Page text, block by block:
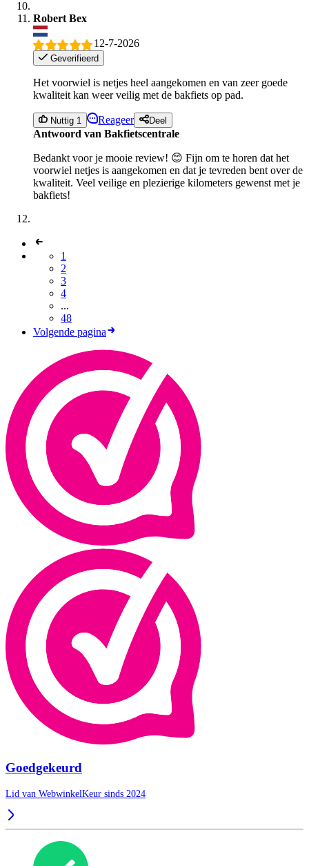
Robert Bex
12-7-2026
Geverifieerd
Het voorwiel is netjes heel aangekomen en van zeer goede
kwaliteit kan weer veilig met de bakfiets op pad.
Nuttig 1 Reageer Deel
Antwoord van Bakfietscentrale
Bedankt voor je mooie review! 😊 Fijn om te horen dat het
voorwiel netjes is aangekomen en dat je tevreden bent over de
kwaliteit. Veel veilige en plezierige kilometers gewenst met je
bakfiets!
1
2
3
4
...
48
Volgende pagina
Goedgekeurd
Lid van WebwinkelKeur sinds 2024